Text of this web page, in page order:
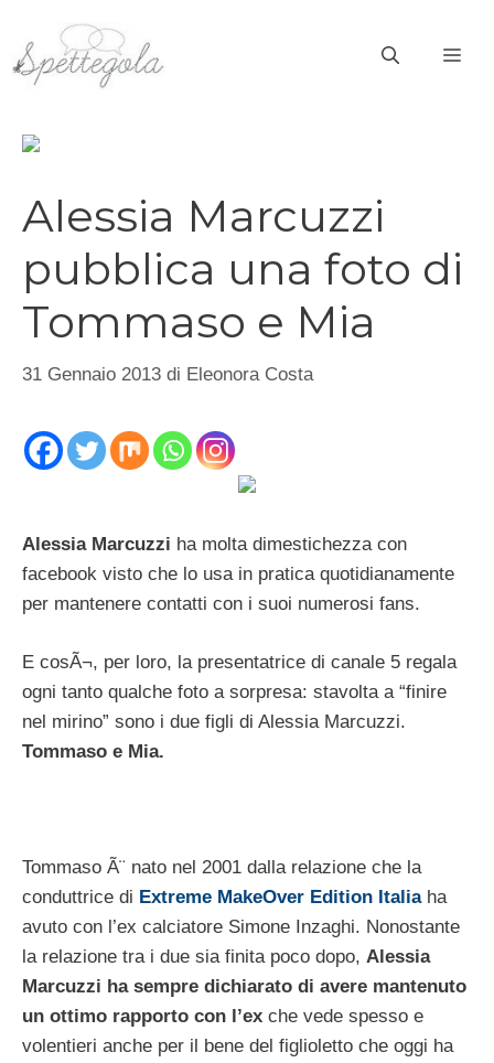
contenuto
Alessia Marcuzzi
pubblica una foto di
Tommaso e Mia
31 Gennaio 2013 di Eleonora Costa
Alessia Marcuzzi ha molta dimestichezza con
facebook visto che lo usa in pratica quotidianamente
per mantenere contatti con i suoi numerosi fans.
E cosÃ¬, per loro, la presentatrice di canale 5 regala
ogni tanto qualche foto a sorpresa: stavolta a “finire
nel mirino” sono i due figli di Alessia Marcuzzi.
Tommaso e Mia.
Tommaso Ã¨ nato nel 2001 dalla relazione che la
conduttrice di Extreme MakeOver Edition Italiaha
avuto con l’ex calciatore Simone Inzaghi. Nonostante
la relazione tra i due sia finita poco dopo, Alessia
Marcuzzi ha sempre dichiarato di avere mantenuto
un ottimo rapporto con l’ex che vede spesso e
volentieri anche per il bene del figlioletto che oggi ha